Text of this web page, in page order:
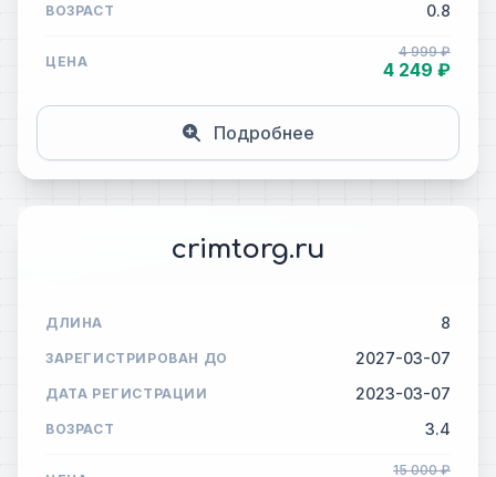
ВОЗРАСТ 0.8
ЦЕНА
4 999 ₽
4 249 ₽
Подробнее
crimtorg.ru
ДЛИНА 8
ЗАРЕГИСТРИРОВАН ДО 2027-03-07
ДАТА РЕГИСТРАЦИИ 2023-03-07
ВОЗРАСТ 3.4
15 000 ₽